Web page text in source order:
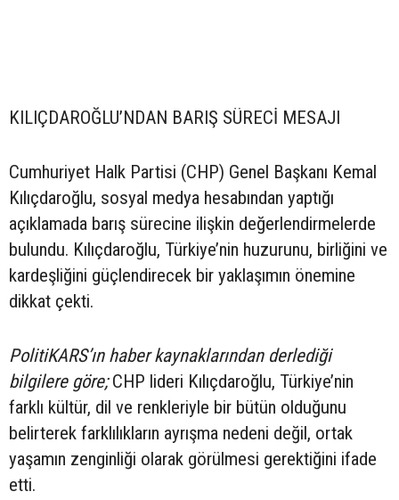
KILIÇDAROĞLU’NDAN BARIŞ SÜRECİ MESAJI
Cumhuriyet Halk Partisi (CHP) Genel Başkanı Kemal
Kılıçdaroğlu, sosyal medya hesabından yaptığı
açıklamada barış sürecine ilişkin değerlendirmelerde
bulundu. Kılıçdaroğlu, Türkiye’nin huzurunu, birliğini ve
kardeşliğini güçlendirecek bir yaklaşımın önemine
dikkat çekti.
PolitiKARS’ın haber kaynaklarından derlediği
bilgilere göre;CHP lideri Kılıçdaroğlu, Türkiye’nin
farklı kültür, dil ve renkleriyle bir bütün olduğunu
belirterek farklılıkların ayrışma nedeni değil, ortak
yaşamın zenginliği olarak görülmesi gerektiğini ifade
etti.